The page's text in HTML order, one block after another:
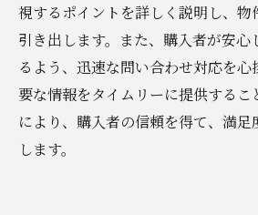
視するポイントを詳しく説明し、物
引き出します。また、購入者が安心
るよう、迅速な問い合わせ対応を
要な情報をタイムリーに提供するこ
により、購入者の信頼を得て、満
します。